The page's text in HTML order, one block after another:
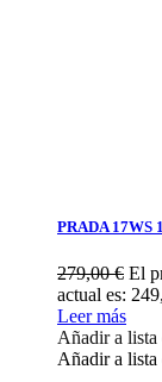
PRADA 17WS
279,00€ El
actual es:
Leer más
Añadir a lista
Añadir a lista